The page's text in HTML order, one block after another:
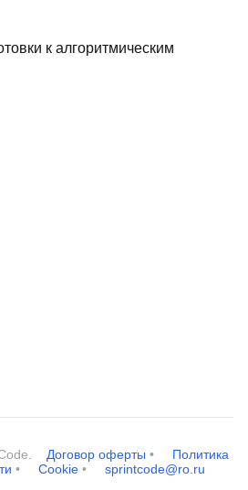
к алгоритмическим
Договор оферты •
Политика
• Cookie • sprintcode@ro.ru